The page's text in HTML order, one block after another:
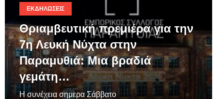
ΕΚΔΗΛΏΣΕΙΣ
Θριαμβευτική πρεμιέρα για την
7η Λευκή Νύχτα στην
Παραμυθιά: Μια βραδιά
γεμάτη…
Η συνέχεια σημερα Σάββατο